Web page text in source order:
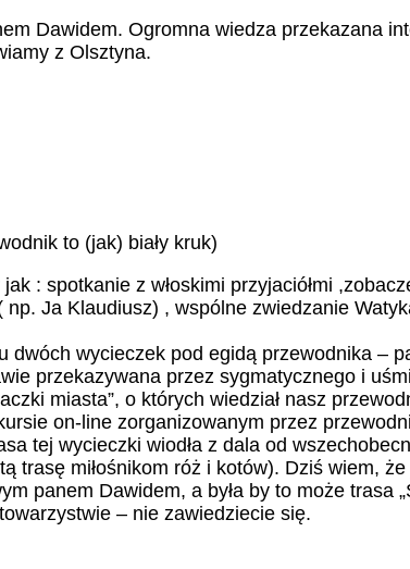
Dawidem. Ogromna wiedza przekazana
z Olsztyna.
to (jak) biały kruk)
: spotkanie z włoskimi przyjaciółmi
Ja Klaudiusz) , wspólne zwiedzanie
wycieczek pod egidą przewodnika –
przekazywana przez sygmatycznego i
miasta”, o których wiedział nasz
on-line zorganizowanym przez
tej wycieczki wiodła z dala od
trasę miłośnikom róż i kotów). Dziś wiem,
panem Dawidem, a była by to może trasa
– nie zawiedziecie się.